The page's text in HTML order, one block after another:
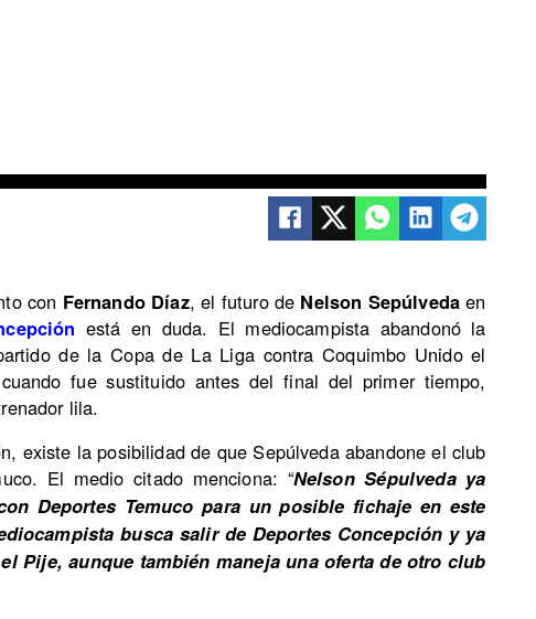
con Fernando Díaz, el futuro de Nelson Sepúlveda en
está en duda. El mediocampista abandonó la
de la Copa de La Liga contra Coquimbo Unido el
fue sustituido antes del final del primer tiempo,
lila.
existe la posibilidad de que Sepúlveda abandone el club
El medio citado menciona: “Nelson Sépulveda ya
Deportes Temuco para un posible fichaje en este
busca salir de Deportes Concepción y ya
Pije, aunque también maneja una oferta de otro club